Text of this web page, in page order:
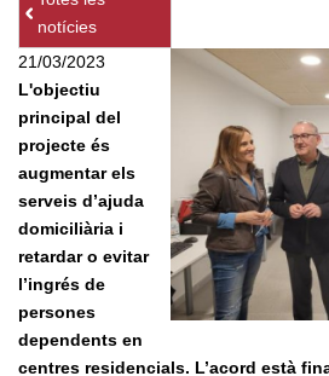
notícies
21/03/2023
L'objectiu
principal del
projecte és
augmentar els
serveis d’ajuda
domiciliària i
retardar o evitar
l’ingrés de
persones
dependents en
centres residencials. L’acord està